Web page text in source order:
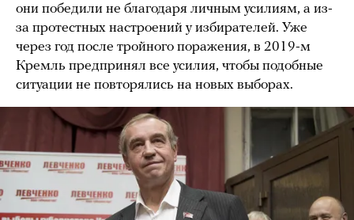
они победили не благодаря личным усилиям, а из-
за протестных настроений у избирателей. Уже
через год после тройного поражения, в 2019-м
Кремль предпринял все усилия, чтобы подобные
ситуации не повторялись на новых выборах.